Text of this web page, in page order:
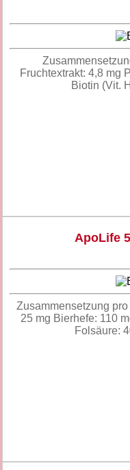
Fruchtextrakt: 4,8 mg
Biotin (Vit.
ApoLife
Zusammensetzung
25 mg Bierhefe: 110
Folsäure: